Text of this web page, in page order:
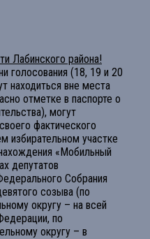
Лабинского района!
голосования (18, 19 и 20
находиться вне места
отметке в паспорте о
могут
фактического
избирательном участке
«Мобильный
депутатов
Собрания
созыва (по
округу – на всей
по
округу – в